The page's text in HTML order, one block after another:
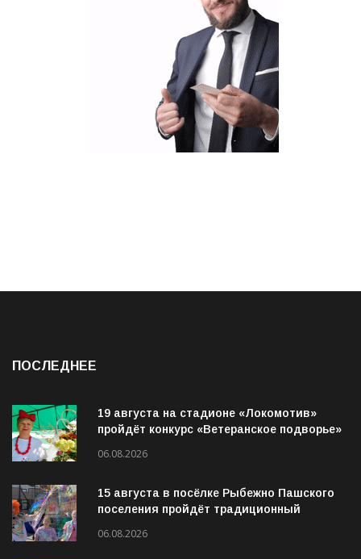
ПОСЛЕДНЕЕ
19 августа на стадионе «Локомотив»
пройдёт конкурс «Ветеранское подворье»
06.08.2026
15 августа в посёлке Рыбежно Пашского
поселения пройдёт традиционный
06.08.2026